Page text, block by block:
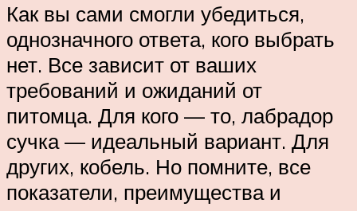
Как вы сами смогли убедиться,
однозначного ответа, кого выбрать
нет. Все зависит от ваших
требований и ожиданий от
питомца. Для кого — то, лабрадор
сучка — идеальный вариант. Для
других, кобель. Но помните, все
показатели, преимущества и